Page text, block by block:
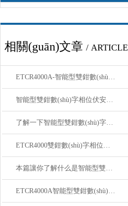
相關(guān)文章 / ARTICLE
ETCR4000A-智能型雙鉗數(shù)字相位伏安表的使用注意事項(xiàng)
智能型雙鉗數(shù)字相位伏安表能夠滿足各種用戶的需求
了解一下智能型雙鉗數(shù)字相位伏安表的特點(diǎn)吧
ETCR4000雙鉗數(shù)字相位伏安表 講解技術(shù)參數(shù)
本篇讓你了解什么是智能型雙鉗數(shù)字相位伏安表
ETCR4000A智能型雙鉗數(shù)字相位伏安表技術(shù)規(guī)格